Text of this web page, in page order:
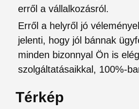
erről a vállalkozásról.
Erről a helyről jó
jelenti, hogy jól bánnak
minden bizonnyal Ön is
szolgáltatásaikkal, 100%-
Térkép